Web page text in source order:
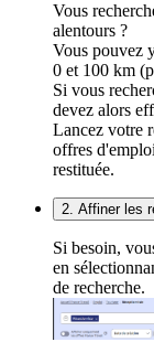
Vous
alentours ?
Vous pouvez
0 et 100 km
Si vous
devez alors
Lancez votre
offres
restituée.
2. Affiner les
Si besoin,
en
de recherche.